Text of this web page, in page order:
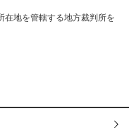
在地を管轄する地方裁判所を